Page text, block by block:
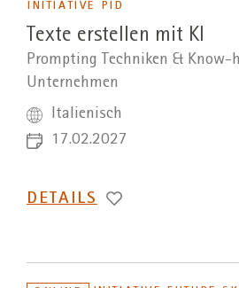
INITIATIVE PID
Texte erstellen mit KI
Prompting Techniken &
Unternehmen
Italienisch
17.02.2027
DETAILS